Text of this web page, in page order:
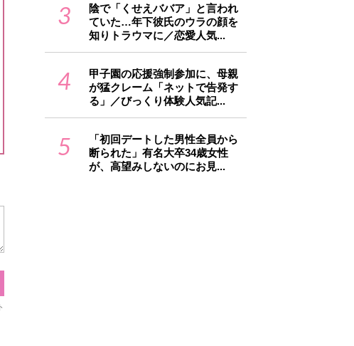
3
陰で「くせえババア」と言われ
ていた…年下彼氏のウラの顔を
知りトラウマに／恋愛人気...
4
甲子園の応援強制参加に、母親
が猛クレーム「ネットで告発す
る」／びっくり体験人気記...
5
「初回デートした男性全員から
断られた」有名大卒34歳女性
が、高望みしないのにお見...